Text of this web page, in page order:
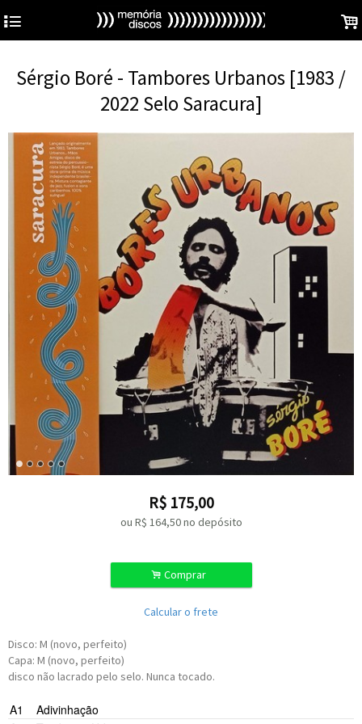
4 .
Sérgio Boré - Tambores Urbanos [1983 /
2022 Selo Saracura]
R$ 175,00
ou R$ 164,50no depósito
. Comprar
Calcular o frete
Disco: M (novo, perfeito)
Capa: M (novo, perfeito)
disco não lacrado pelo selo. Nunca tocado.
A1 AdivinhaçãoCarlinhos Queirós